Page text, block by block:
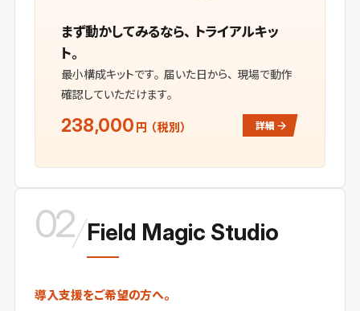
まず動かしてみるなら、トライアルキッ
ト。
最小構成キットです。届いた日から、現場で動作
確認していただけます。
238,000 円（税別） 詳細
02／Field Magic Studio
導入支援をご希望の方へ。